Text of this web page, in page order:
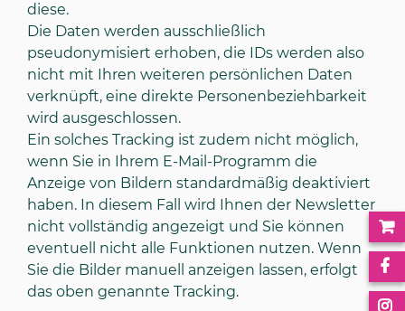
diese.
Die Daten werden ausschließlich
pseudonymisiert erhoben, die IDs werden also
nicht mit Ihren weiteren persönlichen Daten
verknüpft, eine direkte Personenbeziehbarkeit
wird ausgeschlossen.
Ein solches Tracking ist zudem nicht möglich,
wenn Sie in Ihrem E-Mail-Programm die
Anzeige von Bildern standardmäßig deaktiviert
haben. In diesem Fall wird Ihnen der Newsletter
nicht vollständig angezeigt und Sie können
eventuell nicht alle Funktionen nutzen. Wenn
Sie die Bilder manuell anzeigen lassen, erfolgt
das oben genannte Tracking.